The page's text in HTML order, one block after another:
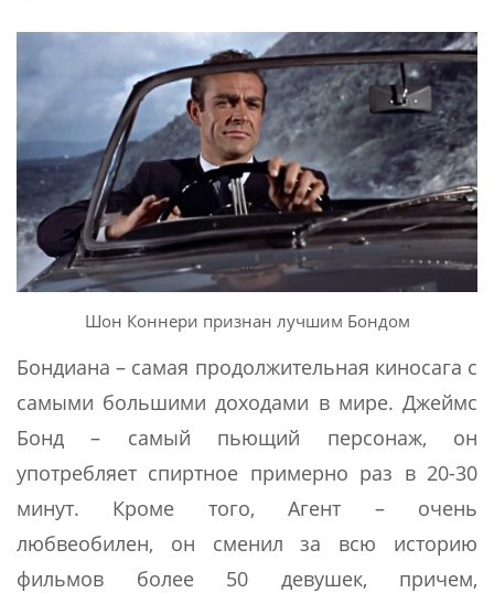
Шон Коннери признан лучшим Бондом
Бондиана – самая продолжительная киносага с
самыми большими доходами в мире. Джеймс
Бонд – самый пьющий персонаж, он
употребляет спиртное примерно раз в 20-30
минут. Кроме того, Агент – очень
любвеобилен, он сменил за всю историю
фильмов более 50 девушек, причем,